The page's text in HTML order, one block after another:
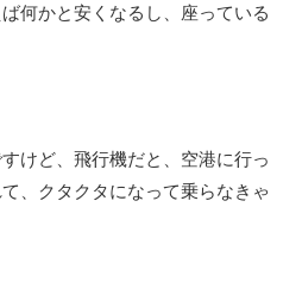
何かと安くなるし、座っている
けど、飛行機だと、空港に行っ
、クタクタになって乗らなきゃ